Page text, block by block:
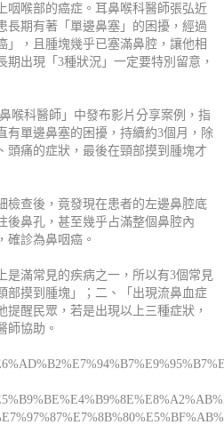
咽喉部的癌症。耳鼻喉科醫師張弘近
長期有著「單邊鼻塞」的困擾，經過
」，且腫塊幾乎已塞滿鼻腔，讓他相
期出現「3種狀況」一定要特別留意，
喉科醫師」中發布影片分享案例，指
有單邊鼻塞的困擾，持續約3個月，除
頭痛的症狀，最後在頸部摸到腫塊才
檢查後，竟發現在患者的左邊鼻腔底
後鼻孔，甚至幾乎占滿整個鼻腔內
確診為鼻咽癌。
是滿常見的疾病之一，所以有3個常見
部摸到腫塊」；二、「出現流鼻血症
醒民眾，若是出現以上三種症狀，
師協助。